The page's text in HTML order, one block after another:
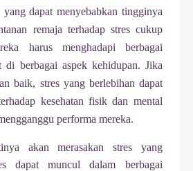
yang dapat menyebabkan tingginya
remaja terhadap stres cukup
harus menghadapi berbagai
di berbagai aspek kehidupan. Jika
baik, stres yang berlebihan dapat
kesehatan fisik dan mental
performa mereka.
akan merasakan stres yang
dapat muncul dalam berbagai